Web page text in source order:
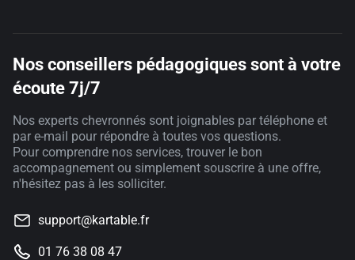
Nos conseillers pédagogiques sont à votre
écoute 7j/7
Nos experts chevronnés sont joignables par téléphone et
par e-mail pour répondre à toutes vos questions.
Pour comprendre nos services, trouver le bon
accompagnement ou simplement souscrire à une offre,
n'hésitez pas à les solliciter.
support@kartable.fr
01 76 38 08 47